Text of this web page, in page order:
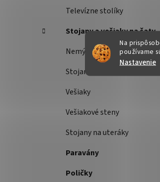
Na
používame
Nastavenie
Televízne stolíky
Stojany a vešiaky na šaty
Nemý sluha
Stojany na šaty
Vešiaky
Vešiakové steny
Stojany na uteráky
Paravány
Poličky